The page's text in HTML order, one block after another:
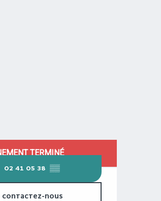
ET COORDONNÉES
TERMINÉ
02 41 05 38 ▒▒
CONTACTEZ-NOUS